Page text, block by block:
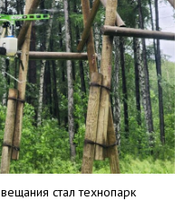
стал технопарк